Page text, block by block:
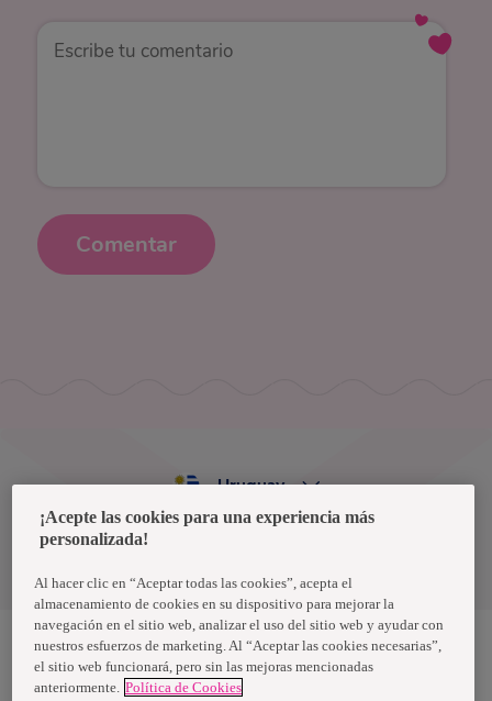
Comentar
Política de privacidad de datos
Uruguay
Nosotras, una marca de Essity - una compañía global líder en
higiene y salud. Cada día, mil millones de personas, en todo el
¡Acepte las cookies para una experiencia más
personalizada!
Al hacer clic en “Aceptar todas las cookies”, acepta el
almacenamiento de cookies en su dispositivo para mejorar la
navegación en el sitio web, analizar el uso del sitio web y ayudar con
nuestros esfuerzos de marketing. Al “Aceptar las cookies necesarias”,
el sitio web funcionará, pero sin las mejoras mencionadas
anteriormente. Política de Cookies